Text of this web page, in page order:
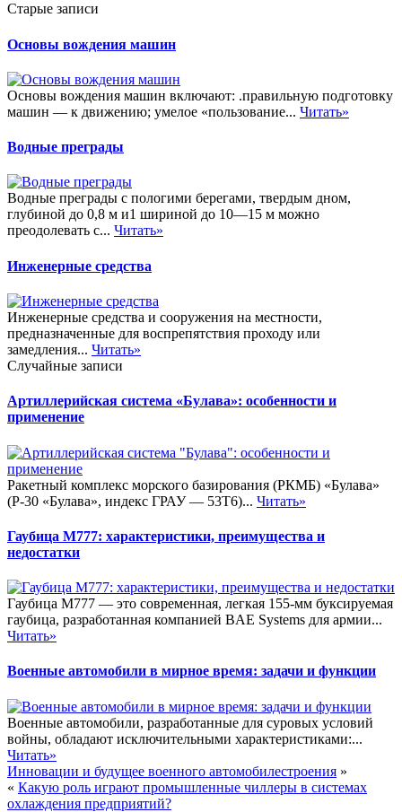
Старые записи
Основы вождения машин
Основы вождения машин включают: .правильную подготовку
машин — к движению; умелое «пользование... Читать»
Водные преграды
Водные преграды с пологими берегами, твердым дном,
глубиной до 0,8 м и1 шириной до 10—15 м можно
преодолевать с... Читать»
Инженерные средства
Инженерные средства и сооружения на местности,
предназначенные для воспрепятствия проходу или
замедления... Читать»
Случайные записи
Артиллерийская система «Булава»: особенности и
применение
Ракетный комплекс морского базирования (РКМБ) «Булава»
(Р-30 «Булава», индекс ГРАУ — 53Т6)... Читать»
Гаубица М777: характеристики, преимущества и
недостатки
Гаубица М777 — это современная, легкая 155-мм буксируемая
гаубица, разработанная компанией BAE Systems для армии...
Читать»
Военные автомобили в мирное время: задачи и функции
Военные автомобили, разработанные для суровых условий
войны, обладают исключительными характеристиками:...
Читать»
Инновации и будущее военного автомобилестроения »
« Какую роль играют промышленные чиллеры в системах
охлаждения предприятий?